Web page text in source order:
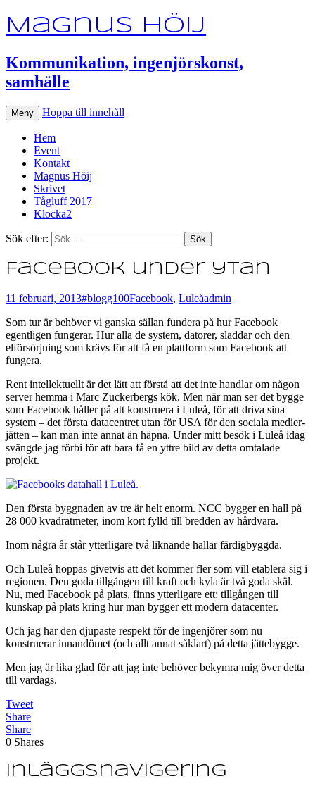
Magnus Höij
Kommunikation, ingenjörskonst,
samhälle
Meny Hoppa till innehåll
Hem
Event
Kontakt
Magnus Höij
Skrivet
Tågluff 2017
Klocka2
Sök efter:
Facebook under ytan
11 februari, 2013#blogg100Facebook, Luleåadmin
Som tur är behöver vi ganska sällan fundera på hur Facebook
egentligen fungerar. Hur alla de system, datorer, sladdar och den
elförsörjning som krävs för att få en plattform som Facebook att
fungera.
Rent intellektuellt är det lätt att förstå att det inte handlar om någon
server hemma i Marc Zuckerbergs kök. Men när man ser det bygge
som Facebook håller på att konstruera i Luleå, för att driva sina
system – det första datacentret utan för USA för den sociala medier-
jätten – kan man inte annat än häpna. Under mitt besök i Luleå idag
svängde jag förbi för att bara få en yttre bild av detta omtalade
projekt.
Den första byggnaden av tre är helt enorm. NCC bygger en hall på
28 000 kvadratmeter, inom kort fylld till bredden av hårdvara.
Inom några år står ytterligare två liknande hallar färdigbyggda.
Och Luleå hoppas givetvis att det kommer fler som vill etablera sig i
regionen. Den goda tillgången till kraft och kyla är två goda skäl.
Nu, med Facebook på plats, finns ytterligare ett: tillgången till
kunskap på plats kring hur man bygger ett modern datacenter.
Och jag har den djupaste respekt för de ingenjörer som nu
konstruerar innandömet (och allt annat såklart) på detta jättebygge.
Men jag är lika glad för att jag inte behöver bekymra mig över detta
till vardags.
Tweet
Share
Share
0 Shares
Inläggsnavigering